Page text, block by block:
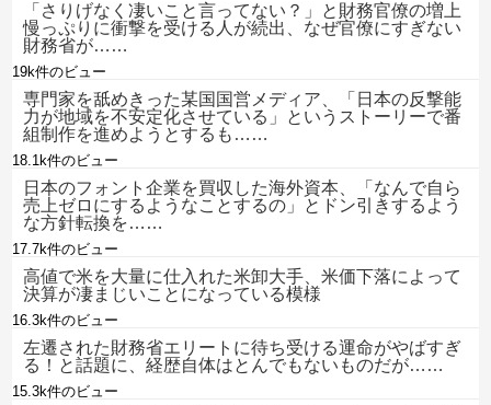
「さりげなく凄いこと言ってない？」と財務官僚の増上
慢っぷりに衝撃を受ける人が続出、なぜ官僚にすぎない
財務省が……
19k件のビュー
専門家を舐めきった某国国営メディア、「日本の反撃能
力が地域を不安定化させている」というストーリーで番
組制作を進めようとするも……
18.1k件のビュー
日本のフォント企業を買収した海外資本、「なんで自ら
売上ゼロにするようなことするの」とドン引きするよう
な方針転換を……
17.7k件のビュー
高値で米を大量に仕入れた米卸大手、米価下落によって
決算が凄まじいことになっている模様
16.3k件のビュー
左遷された財務省エリートに待ち受ける運命がやばすぎ
る！と話題に、経歴自体はとんでもないものだが……
15.3k件のビュー